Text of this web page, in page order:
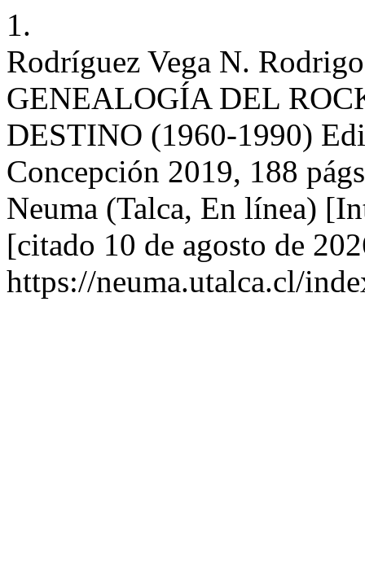
1.
Rodríguez Vega N.
GENEALOGÍA DEL
DESTINO (1960-1990)
Concepción 2019, 188
Neuma (Talca, En línea)
[citado 10 de agosto de
https://neuma.utalca.cl/